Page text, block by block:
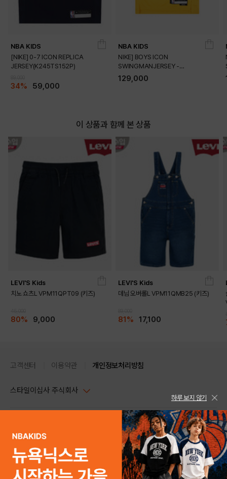
PRODUCT VIEW
NBA KIDS
[NIKE] 0-7 ICON REPLICA
JERSEY(K245TS152P)
34% 59,000
NBA KIDS
NIKE] BOYS ICON
SWINGMANJERSEY -
PLAYER(K245TS054P)
129,000
이 상품과 함께 본 상품
LEVI'S Kids
치노 쇼츠L VPM11QPT09 (키즈)
80% 9,000
LEVI'S Kids
데님 오버롤L VPM11QMB25 (키즈)
81% 17,100
고객센터 이용약관 개인정보처리방침
스타일이십사 주식회사
주소 : 서울시 강남구 논현로 633, 6층 (논현동, 한세엠케이빌딩)
사업자등록번호 : 116-81-32499
통신판매업신고번호 : 제 2024-서울강남-04239
스타일24 고객센터 1544-5336
평일 09:00~ 18:00 (토/일/공휴일 휴무)
help Email : help@style24.com
COPYRIGHTⓒ2021 STYLE24 ALL RIGHTS RESERVED.
하루 보지 않기